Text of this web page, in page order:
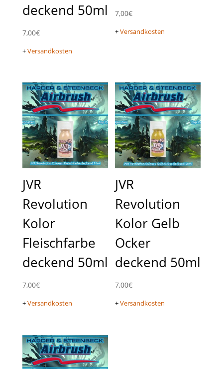
deckend 50ml
7,00€
+Versandkosten
7,00€
+Versandkosten
JVR
Revolution
Kolor
Fleischfarbe
deckend 50ml
7,00€
+Versandkosten
JVR
Revolution
Kolor Gelb
Ocker
deckend 50ml
7,00€
+Versandkosten